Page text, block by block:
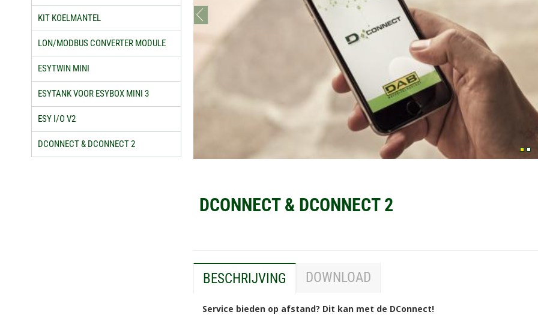
KIT KOELMANTEL
LON/MODBUS CONVERTER MODULE
ESYTWIN MINI
ESYTANK VOOR ESYBOX MINI 3
ESY I/O V2
DCONNECT & DCONNECT 2
prev
DCONNECT & DCONNECT 2
BESCHRIJVING DOWNLOAD
Service bieden op afstand? Dit kan met de DConnect!